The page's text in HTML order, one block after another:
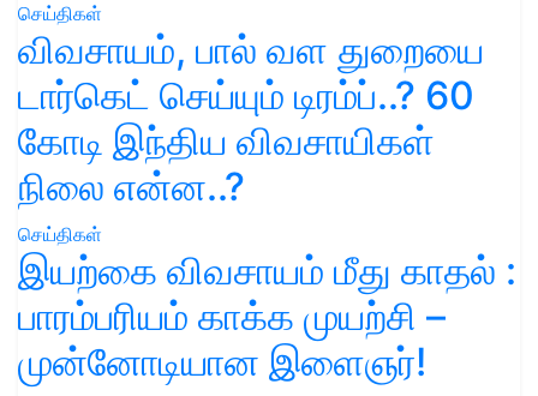
செய்திகள்
விவசாயம், பால் வள துறையை
டார்கெட் செய்யும் டிரம்ப்..? 60
கோடி இந்திய விவசாயிகள்
நிலை என்ன..?
செய்திகள்
இயற்கை விவசாயம் மீது காதல் :
பாரம்பரியம் காக்க முயற்சி –
முன்னோடியான இளைஞர்!